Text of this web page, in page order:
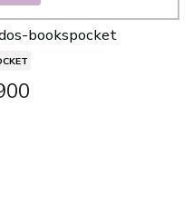
bookspocket